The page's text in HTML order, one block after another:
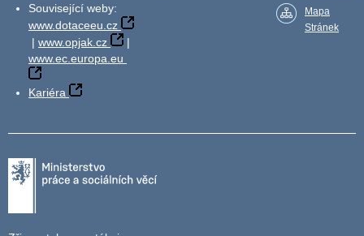
Související weby:
www.dotaceeu.cz
| www.opjak.cz
|
www.ec.europa.eu
Kariéra
Mapa
Stránek